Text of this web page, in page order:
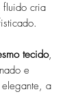
cria
tecido,
e
elegante, a